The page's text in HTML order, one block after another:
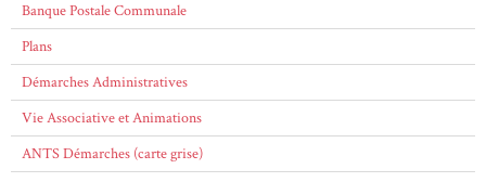
Banque Postale Communale
Plans
Démarches Administratives
Vie Associative et Animations
ANTS Démarches (carte grise)